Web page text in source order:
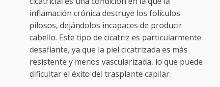
inflamación crónica destruye los folículos
pilosos, dejándolos incapaces de producir
cabello. Este tipo de cicatriz es particularmente
desafiante, ya que la piel cicatrizada es más
resistente y menos vascularizada, lo que puede
dificultar el éxito del trasplante capilar.